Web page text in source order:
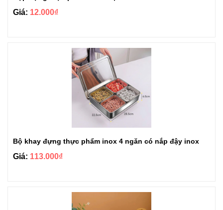
Giá: 12.000₫
Bộ khay đựng thực phẩm inox 4 ngăn có nắp đậy inox
Giá: 113.000₫